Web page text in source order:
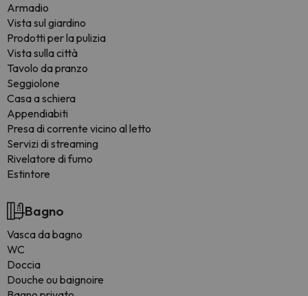
Armadio
Vista sul giardino
Prodotti per la pulizia
Vista sulla città
Tavolo da pranzo
Seggiolone
Casa a schiera
Appendiabiti
Presa di corrente vicino al letto
Servizi di streaming
Rivelatore di fumo
Estintore
Bagno
Vasca da bagno
WC
Doccia
Douche ou baignoire